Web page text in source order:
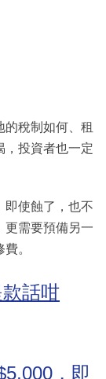
的稅制如何、租
，投資者也一定
即使蝕了，也不
更需要預備另一
。
話咁
，即